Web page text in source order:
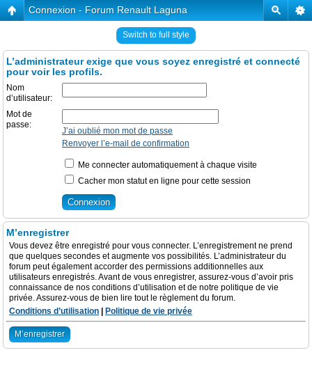
Connexion - Forum Renault Laguna
Switch to full style
L’administrateur exige que vous soyez enregistré et connecté
pour voir les profils.
Nom
d’utilisateur:
Mot de
passe:
J’ai oublié mon mot de passe
Renvoyer l’e-mail de confirmation
Me connecter automatiquement à chaque visite
Cacher mon statut en ligne pour cette session
M’enregistrer
Vous devez être enregistré pour vous connecter. L’enregistrement ne prend
que quelques secondes et augmente vos possibilités. L’administrateur du
forum peut également accorder des permissions additionnelles aux
utilisateurs enregistrés. Avant de vous enregistrer, assurez-vous d’avoir pris
connaissance de nos conditions d’utilisation et de notre politique de vie
privée. Assurez-vous de bien lire tout le règlement du forum.
Conditions d’utilisation
Politique de vie privée
M’enregistrer